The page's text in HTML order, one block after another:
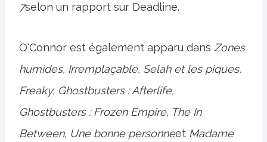
7selon un rapport sur Deadline.
O'Connor est également apparu dans Zones
humides, Irremplaçable, Selah et les piques,
Freaky, Ghostbusters : Afterlife,
Ghostbusters : Frozen Empire, The In
Between, Une bonne personneet Madame